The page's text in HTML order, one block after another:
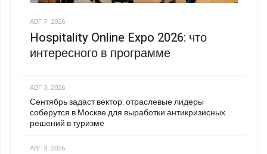
АВГ 7, 2026
Hospitality Online Expo 2026: что
интересного в программе
АВГ 3, 2026
Сентябрь задаст вектор: отраслевые лидеры
соберутся в Москве для выработки антикризисных
решений в туризме
АВГ 3, 2026